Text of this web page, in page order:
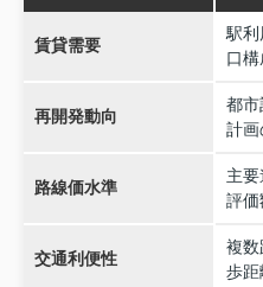
賃貸需要
駅利
口構
再開発動向
都市
計画
路線価水準
主
評価
交通利便性
複数
歩距